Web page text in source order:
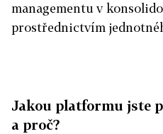
managementu v
prostřednictvím
Jakou platformu jste
a proč?